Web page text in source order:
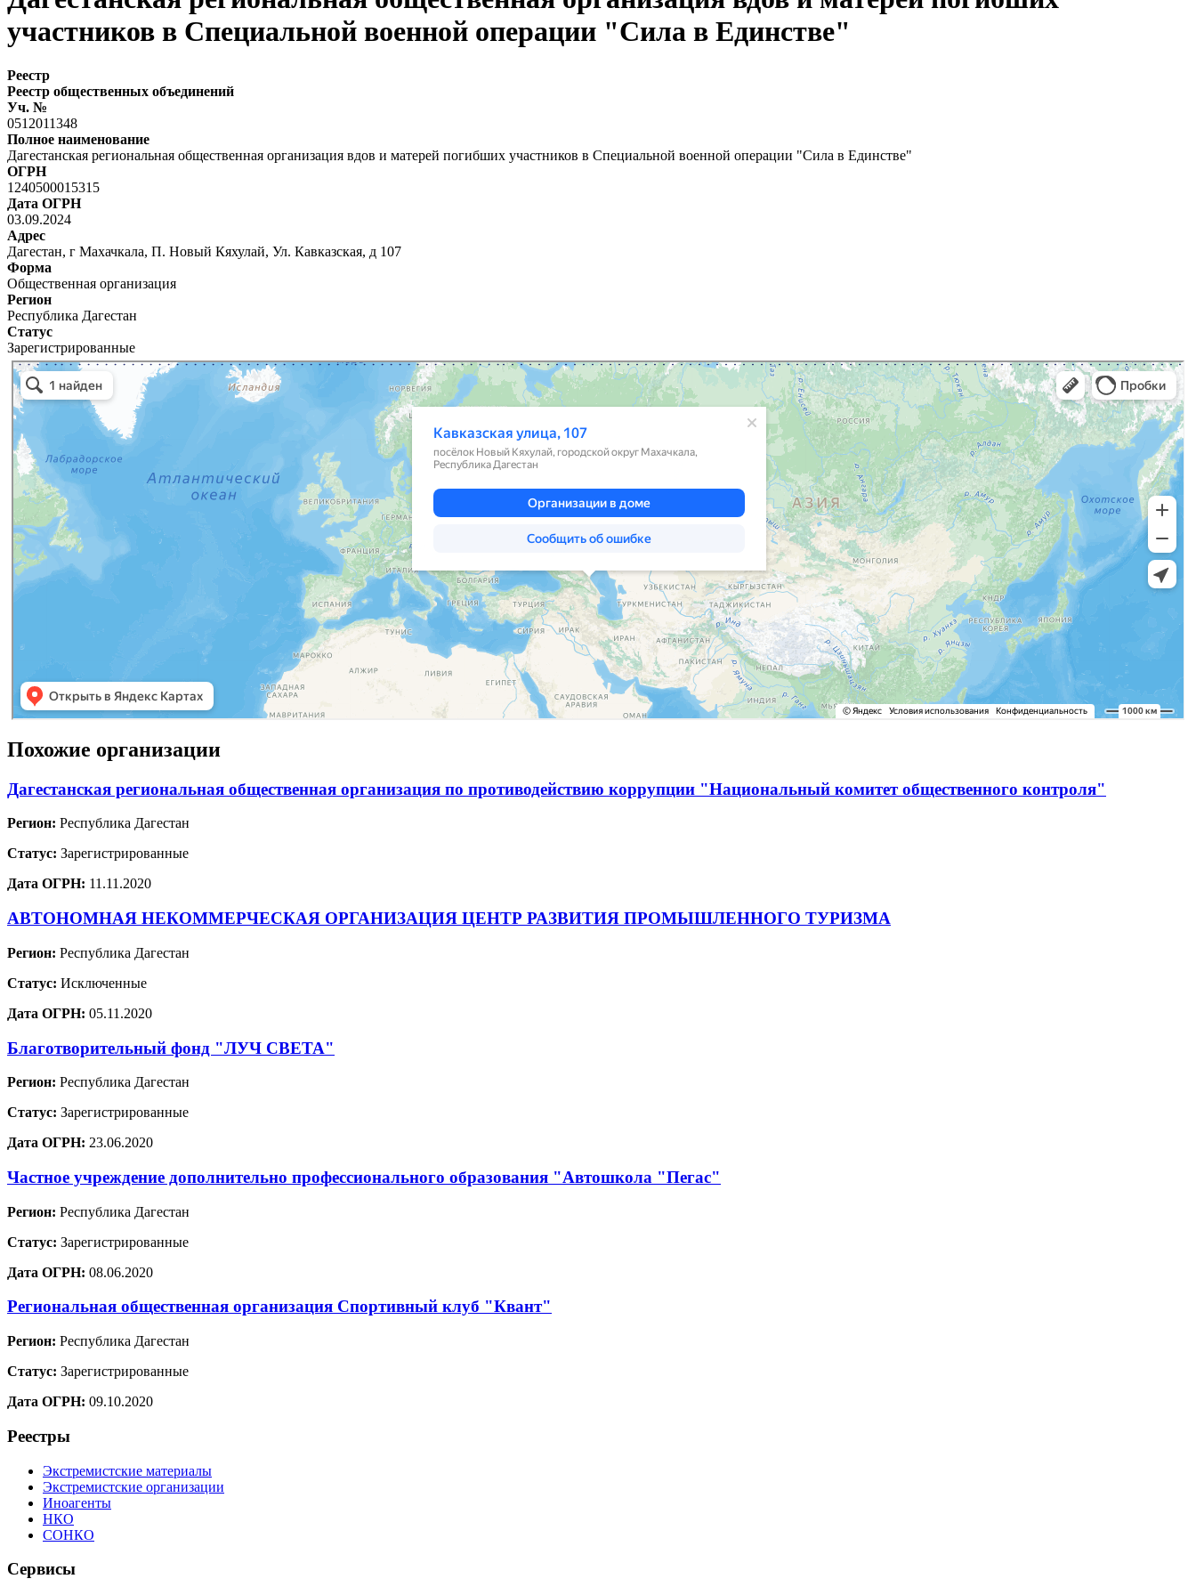
участников в Специальной военной операции "Сила в Единстве"
Реестр
Реестр общественных объединений
Уч. №
0512011348
Полное наименование
Дагестанская региональная общественная организация вдов и матерей погибших участников в Специальной военной операции "Сила в Единстве"
ОГРН
1240500015315
Дата ОГРН
03.09.2024
Адрес
Дагестан, г Махачкала, П. Новый Кяхулай, Ул. Кавказская, д 107
Форма
Общественная организация
Регион
Республика Дагестан
Статус
Зарегистрированные
Похожие организации
Дагестанская региональная общественная организация по противодействию коррупции "Национальный комитет общественного контроля"
Регион: Республика Дагестан
Статус: Зарегистрированные
Дата ОГРН: 11.11.2020
АВТОНОМНАЯ НЕКОММЕРЧЕСКАЯ ОРГАНИЗАЦИЯ ЦЕНТР РАЗВИТИЯ ПРОМЫШЛЕННОГО ТУРИЗМА
Регион: Республика Дагестан
Статус: Исключенные
Дата ОГРН: 05.11.2020
Благотворительный фонд "ЛУЧ СВЕТА"
Регион: Республика Дагестан
Статус: Зарегистрированные
Дата ОГРН: 23.06.2020
Частное учреждение дополнительно профессионального образования "Автошкола "Пегас"
Регион: Республика Дагестан
Статус: Зарегистрированные
Дата ОГРН: 08.06.2020
Региональная общественная организация Спортивный клуб "Квант"
Регион: Республика Дагестан
Статус: Зарегистрированные
Дата ОГРН: 09.10.2020
Реестры
Экстремистские материалы
Экстремистские организации
Иноагенты
НКО
СОНКО
Сервисы